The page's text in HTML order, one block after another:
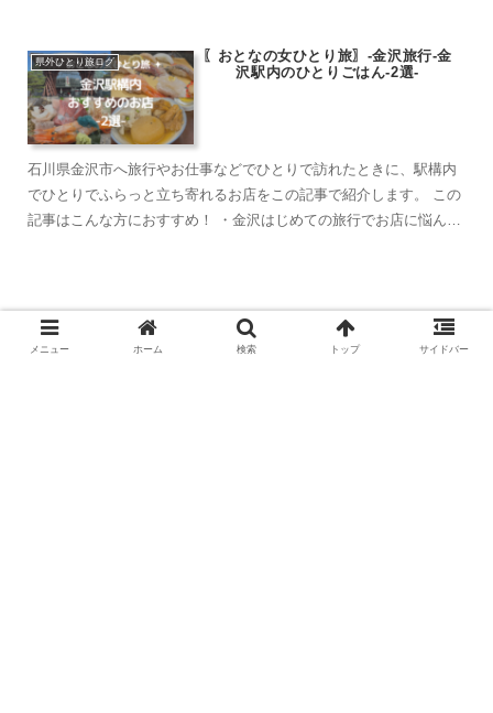
県外ひとり旅ログ
〖おとなの女ひとり旅〗-金沢旅行-金
沢駅内のひとりごはん-2選-
石川県金沢市へ旅行やお仕事などでひとりで訪れたときに、駅構内
でひとりでふらっと立ち寄れるお店をこの記事で紹介します。 この
記事はこんな方におすすめ！ ・金沢はじめての旅行でお店に悩んで
【磐田市】GREENITY IWATAの日
帰り温泉へ｜サウナ・ホテルスパ体
メニュー ホーム 検索 トップ サイドバー